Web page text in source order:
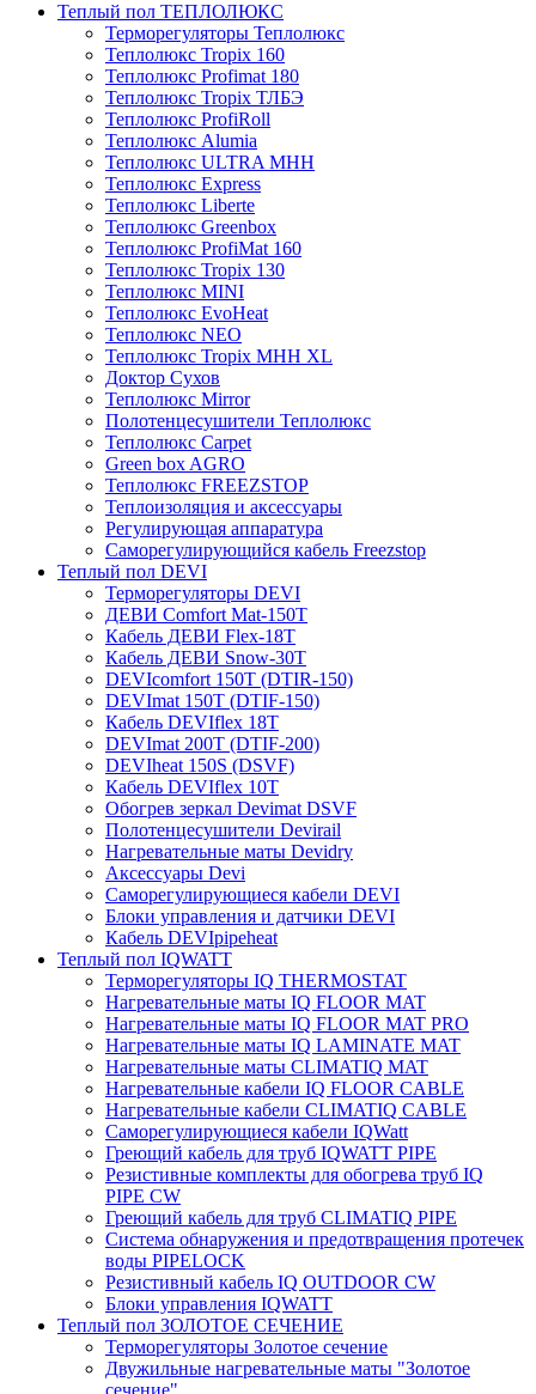
Теплый пол ТЕПЛОЛЮКС
Терморегуляторы Теплолюкс
Теплолюкс Tropix 160
Теплолюкс Profimat 180
Теплолюкс Tropix ТЛБЭ
Теплолюкс ProfiRoll
Теплолюкс Alumia
Теплолюкс ULTRA МНН
Теплолюкс Express
Теплолюкс Liberte
Теплолюкс Greenbox
Теплолюкс ProfiMat 160
Теплолюкс Tropix 130
Теплолюкс MINI
Теплолюкс EvoHeat
Теплолюкс NEO
Теплолюкс Tropix МНН XL
Доктор Сухов
Теплолюкс Mirror
Полотенцесушители Теплолюкс
Теплолюкс Carpet
Green box AGRO
Теплолюкс FREEZSTOP
Теплоизоляция и аксессуары
Регулирующая аппаратура
Cаморегулирующийся кабель Freezstop
Теплый пол DEVI
Терморегуляторы DEVI
ДЕВИ Comfort Mat-150T
Кабель ДЕВИ Flex-18T
Кабель ДЕВИ Snow-30T
DEVIcomfort 150T (DTIR-150)
DEVImat 150T (DTIF-150)
Кабель DEVIflex 18T
DEVImat 200T (DTIF-200)
DEVIheat 150S (DSVF)
Кабель DEVIflex 10T
Обогрев зеркал Devimat DSVF
Полотенцесушители Devirail
Нагревательные маты Devidry
Аксессуары Devi
Саморегулирующиеся кабели DEVI
Блоки управления и датчики DEVI
Кабель DEVIpipeheat
Теплый пол IQWATT
Терморегуляторы IQ THERMOSTAT
Нагревательные маты IQ FLOOR MAT
Нагревательные маты IQ FLOOR MAT PRO
Нагревательные маты IQ LAMINATE MAT
Нагревательные маты CLIMATIQ MAT
Нагревательные кабели IQ FLOOR CABLE
Нагревательные кабели CLIMATIQ CABLE
Саморегулирующиеся кабели IQWatt
Греющий кабель для труб IQWATT PIPE
Резистивные комплекты для обогрева труб IQ
PIPE CW
Греющий кабель для труб CLIMATIQ PIPE
Система обнаружения и предотвращения протечек
воды PIPELOCK
Резистивный кабель IQ OUTDOOR CW
Блоки управления IQWATT
Теплый пол ЗОЛОТОЕ СЕЧЕНИЕ
Терморегуляторы Золотое сечение
Двужильные нагревательные маты "Золотое
сечение"